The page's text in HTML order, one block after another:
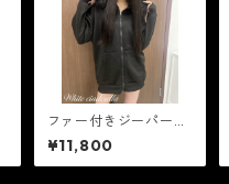
ファー付きジーパーコ
ート
¥11,800